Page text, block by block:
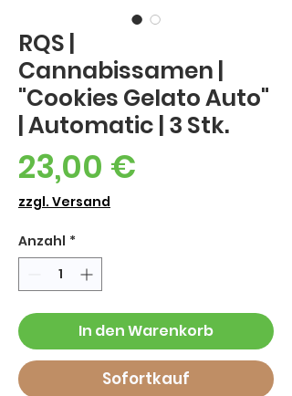
RQS |
Cannabissamen |
"Cookies Gelato Auto"
| Automatic | 3 Stk.
23,00 €
zzgl. Versand
Anzahl *
In den Warenkorb
Sofortkauf